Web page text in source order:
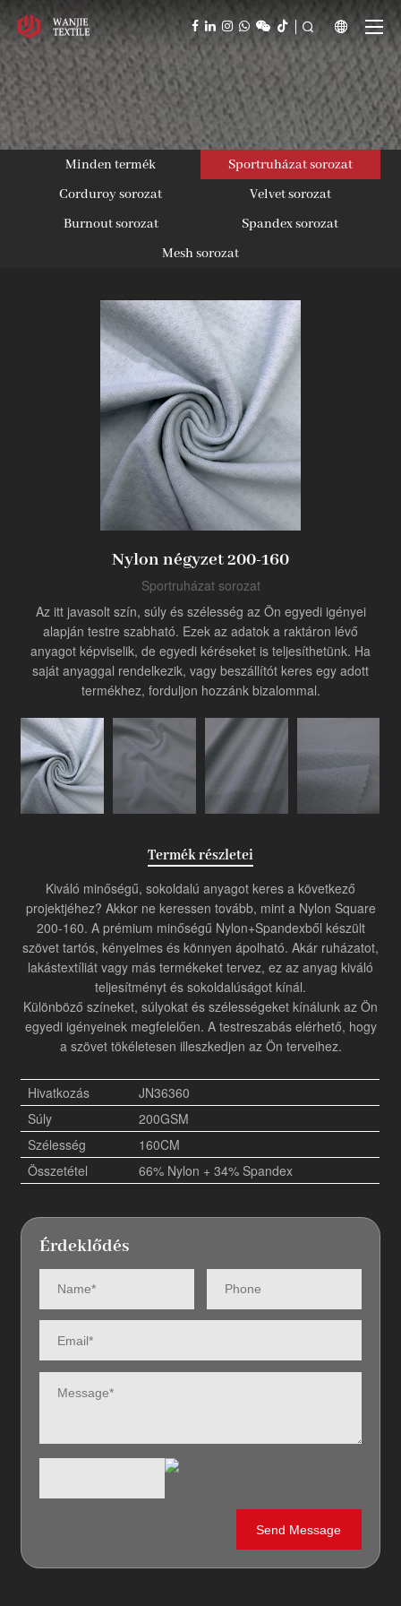
  
Ipari innovátor
Minden termék
Sportruházat sorozat
Corduroy sorozat
Velvet sorozat
Burnout sorozat
Spandex sorozat
Mesh sorozat
Nylon négyzet 200-160
Sportruházat sorozat
Az itt javasolt szín, súly és szélesség az Ön egyedi igényei
alapján testre szabható. Ezek az adatok a raktáron lévő
anyagot képviselik, de egyedi kéréseket is teljesíthetünk. Ha
saját anyaggal rendelkezik, vagy beszállítót keres egy adott
termékhez, forduljon hozzánk bizalommal.
Termék részletei
Kiváló minőségű, sokoldalú anyagot keres a következő
projektjéhez? Akkor ne keressen tovább, mint a Nylon Square
200-160. A prémium minőségű Nylon+Spandexből készült
szövet tartós, kényelmes és könnyen ápolható. Akár ruházatot,
lakástextíliát vagy más termékeket tervez, ez az anyag kiváló
teljesítményt és sokoldalúságot kínál.
Különböző színeket, súlyokat és szélességeket kínálunk az Ön
egyedi igényeinek megfelelően. A testreszabás elérhető, hogy
a szövet tökéletesen illeszkedjen az Ön terveihez.
Hivatkozás
JN36360
Súly
200GSM
Szélesség
160CM
Összetétel
66% Nylon + 34% Spandex
Érdeklődés